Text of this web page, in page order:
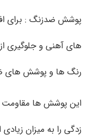
پوشش ضدزنگ : برای
های آهنی و جلوگیری
رنگ ها و پوشش های
این پوشش ها مقاومت
زدگی را به میزان